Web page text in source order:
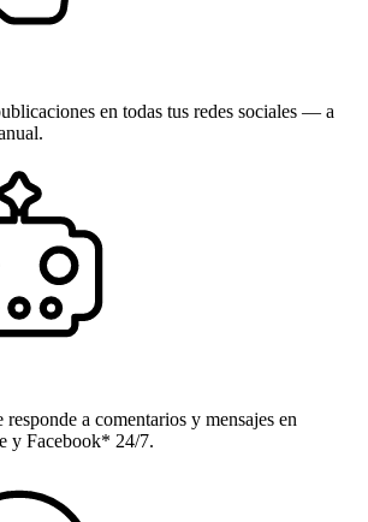
en todas tus redes sociales — a
a comentarios y mensajes en
y Facebook* 24/7.